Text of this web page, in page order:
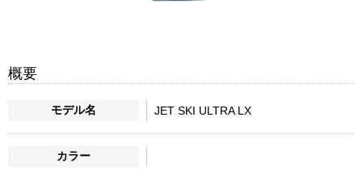
概要
モデル名 JET SKI ULTRA LX
カラー